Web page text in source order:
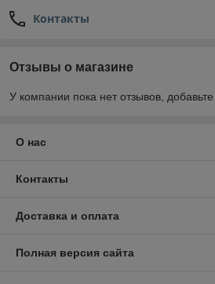
Контакты
Отзывы о магазине
У компании пока нет отзывов,
О нас
Контакты
Доставка и оплата
Полная версия сайта